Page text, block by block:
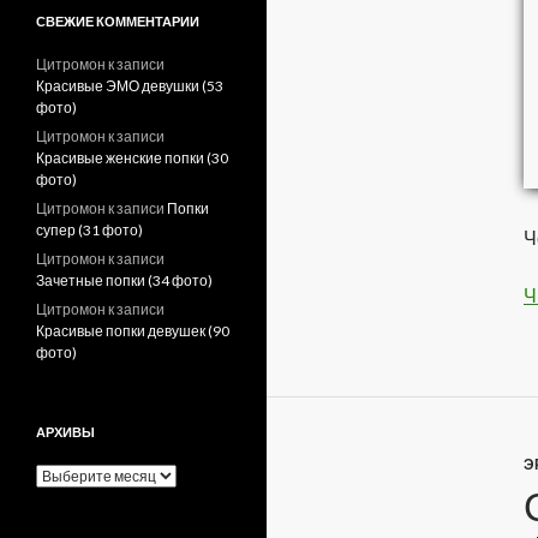
СВЕЖИЕ КОММЕНТАРИИ
Цитромон к записи
Красивые ЭМО девушки (53
фото)
Цитромон к записи
Красивые женские попки (30
фото)
Цитромон к записи Попки
супер (31 фото)
Цитромон к записи
Зачетные попки (34 фото)
Цитромон к записи
Красивые попки девушек (90
фото)
АРХИВЫ
А